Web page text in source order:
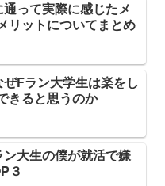
って実際に感じたメ
リットについてまとめ
ぜFラン大学生は楽をし
きると思うのか
ン大生の僕が就活で嫌
３